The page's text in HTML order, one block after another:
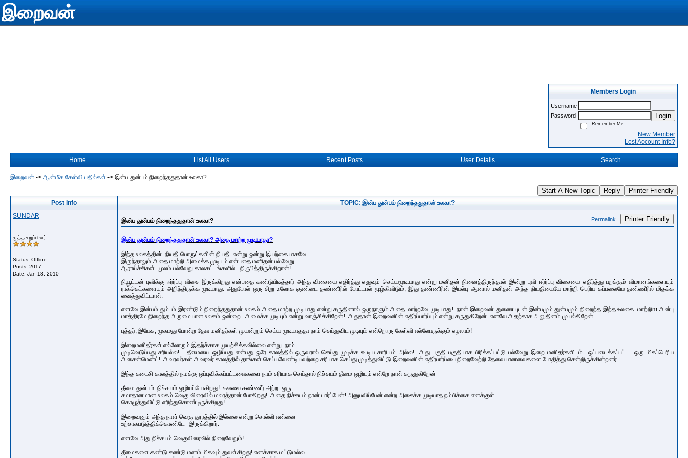
இறைவன்
Members Login
Username
Password
Login
Remember Me
New Member
Lost Account Info?
Home List All Users Recent Posts User Details Search
இறைவன் -> ஆன்மீக கேள்வி பதில்கள் -> இன்ப துன்பம் நிறைந்ததுதான் உலகா?
Start A New Topic Reply Printer Friendly
Post Info
TOPIC: இன்ப துன்பம் நிறைந்ததுதான் உலகா?
SUNDAR
மூத்த உறுப்பினர்
Status: Offline
Posts: 2017
Date: Jan 18, 2010
இன்ப துன்பம் நிறைந்ததுதான் உலகா? Permalink Printer Friendly
இன்ப துன்பம் நிறைந்ததுதான் உலகா? அதை மாற்ற முடியாதா?
இந்த உலகத்தின் நியதி பொருட்களின் நியதி என்று ஓன்று இயற்கையாகவே
இருந்தாலும் அதை மாற்றி அமைக்க முடியும் என்பதை மனிதன் பல்வேறு
ஆராய்ச்சிகள் மூலம் பல்வேறு காலகட்டங்களில் நிரூபித்திருக்கிறான்!
நியூட்டன் புவிக்கு ஈர்ர்ப்பு விசை இருக்கிறது என்பதை கண்டுபிடித்தார் அந்த விசையை எதிர்த்து எதுவும் செய்யமுடியாது என்று மனிதன் நினைத்திருந்தால் இன்று புவி ஈர்ர்ப்பு விசையை எதிர்த்து பறக்கும் விமானங்களையும்
ராக்கெட்களையும் அறிந்திருக்க முடியாது. அதுபோல் ஒரு சிறு உலோக குண்டை தண்ணீரில் போட்டால் மூழ்கிவிடும், இது தண்ணீரின் இயல்பு ஆனால் மனிதன் அந்த நியதியையே மாற்றி பெரிய கப்பலையே தண்ணீரில் மிதக்க
வைத்துவிட்டான்.
எனவே இன்பம் தும்பம் இரண்டும் நிறைந்ததுதான் உலகம் அதை மாற்ற முடியாது என்று கருதினால் ஒருநாளும் அதை மாற்றவே முடியாது! நான் இறைவன் துணையுடன் இன்பமும் துன்பமும் நிறைந்த இந்த உலகை மாற்றிm அன்பு
மாத்திரமே நிறைந்த அருமையான உலகம் ஒன்றை அமைக்க முடியும் என்று வாஞ்சிக்கிறேன்! அதுதான் இறைவனின் எதிர்ப்பார்ப்பும் என்று கருதுகிறேன் எனவே அதற்காக அனுதினம் முயல்கிறேன்.
புத்தர், இயேசு, முகமது போன்ற தேவ மனிதர்கள் முயன்றும் செய்ய முடியாததா நாம் செய்துவிட முடியும் என்றொரு கேள்வி எல்லோருக்கும் எழலாம்!
இறைமனிதர்கள் எல்லோரும் இதற்க்காக முயற்சிக்கவில்லை என்று நாம்
முடிவெடுப்பது சரியல்ல! தீமையை ஒழிப்பது என்பது ஒரே காலத்தில் ஒருவரால் செய்து முடிக்க கூடிய காரியம் அல்ல! அது பகுதி பகுதியாக பிரிக்கப்பட்டு பல்வேறு இறை மனிதர்களிடம் ஒப்படைக்கப்பட்ட ஒரு மிகப்பெரிய
அசைன்மென்ட்! அவரவர்கள் அவரவர் காலத்தில் தாங்கள் செய்யவேண்டியவற்றை சரியாக செய்து முடித்துவிட்டு இறைவனின் எதிர்பார்ப்பை நிறைவேற்றி தேவையானவைகளை போதித்து சென்றிருக்கின்றனர்.
இந்த கடைசி காலத்தில் நமக்கு ஒப்புவிக்கப்பட்டவைகளை நாம் சரியாக செய்தால் நிச்சயம் தீமை ஒழியும் என்றே நான் கருதுகிறேன்
தீமை துன்பம் நிச்சயம் ஒழியப்போகிறது! கவலை கண்ணீர் அற்ற ஒரு
சமாதானமான உலகம் வெகு விரைவில் மலரத்தான் போகிறது! அதை நிச்சயம் நான் பார்ப்பேன்! அனுபவிப்பேன் என்ற அசைக்க முடியாத நம்பிக்கை எனக்குள்
கொழுத்துவிட்டு எரிந்துகொண்டிருக்கிறது!
இறைவனும் அந்த நாள் வெகு தூரத்தில் இல்லை என்று சொல்லி என்னை
உற்சாகபடுத்திக்கொண்டே இருக்கிறார்.
எனவே அது நிச்சயம் வெகுவிரைவில் நிறைவேறும்!
தீமைகளை கண்டு கண்டு மனம் மிகவும் துவள்கிறது! எனக்காக மட்டுமல்ல